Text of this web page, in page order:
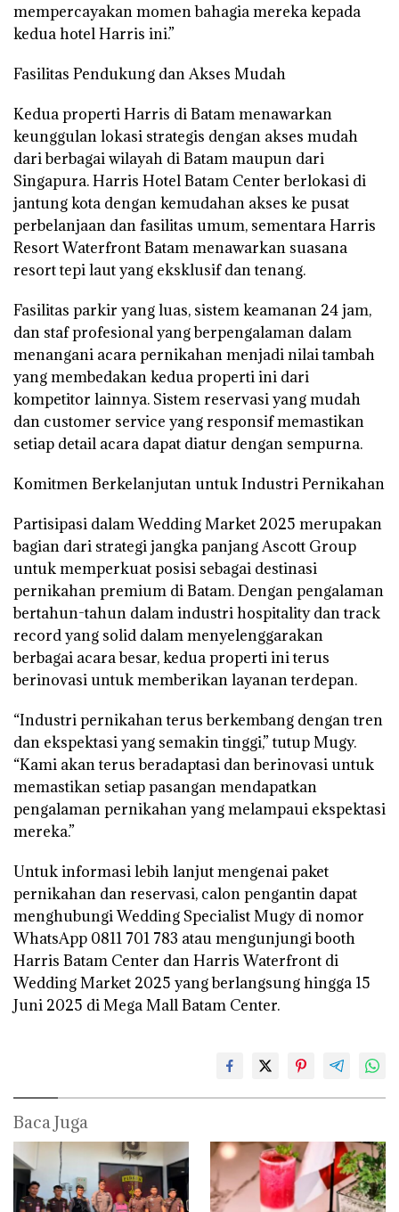
mempercayakan momen bahagia mereka kepada
kedua hotel Harris ini.”
Fasilitas Pendukung dan Akses Mudah
Kedua properti Harris di Batam menawarkan
keunggulan lokasi strategis dengan akses mudah
dari berbagai wilayah di Batam maupun dari
Singapura. Harris Hotel Batam Center berlokasi di
jantung kota dengan kemudahan akses ke pusat
perbelanjaan dan fasilitas umum, sementara Harris
Resort Waterfront Batam menawarkan suasana
resort tepi laut yang eksklusif dan tenang.
Fasilitas parkir yang luas, sistem keamanan 24 jam,
dan staf profesional yang berpengalaman dalam
menangani acara pernikahan menjadi nilai tambah
yang membedakan kedua properti ini dari
kompetitor lainnya. Sistem reservasi yang mudah
dan customer service yang responsif memastikan
setiap detail acara dapat diatur dengan sempurna.
Komitmen Berkelanjutan untuk Industri Pernikahan
Partisipasi dalam Wedding Market 2025 merupakan
bagian dari strategi jangka panjang Ascott Group
untuk memperkuat posisi sebagai destinasi
pernikahan premium di Batam. Dengan pengalaman
bertahun-tahun dalam industri hospitality dan track
record yang solid dalam menyelenggarakan
berbagai acara besar, kedua properti ini terus
berinovasi untuk memberikan layanan terdepan.
“Industri pernikahan terus berkembang dengan tren
dan ekspektasi yang semakin tinggi,” tutup Mugy.
“Kami akan terus beradaptasi dan berinovasi untuk
memastikan setiap pasangan mendapatkan
pengalaman pernikahan yang melampaui ekspektasi
mereka.”
Untuk informasi lebih lanjut mengenai paket
pernikahan dan reservasi, calon pengantin dapat
menghubungi Wedding Specialist Mugy di nomor
WhatsApp 0811 701 783 atau mengunjungi booth
Harris Batam Center dan Harris Waterfront di
Wedding Market 2025 yang berlangsung hingga 15
Juni 2025 di Mega Mall Batam Center.
Baca Juga